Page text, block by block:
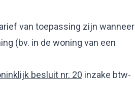
van toepassing zijn wanneer
(bv. in de woning van een
besluit nr. 20 inzake btw-